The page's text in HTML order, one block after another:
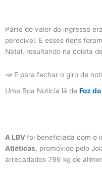
Parte do valor do ingresso
perecível. E esses itens
Natal, resultando na coleta
📣 E para fechar o giro de
Uma Boa Notícia lá de Foz
A LBVfoi beneficiada com o
Atléticas, promovido pelo
arrecadados 796 kg de